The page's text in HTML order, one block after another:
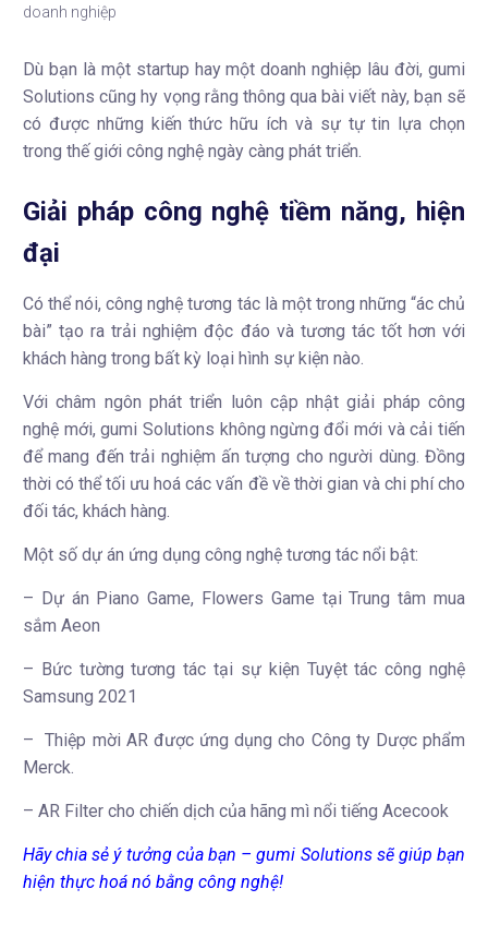
doanh nghiệp
Dù bạn là một startup hay một doanh nghiệp lâu đời, gumi
Solutions cũng hy vọng rằng thông qua bài viết này, bạn sẽ
có được những kiến thức hữu ích và sự tự tin lựa chọn
trong thế giới công nghệ ngày càng phát triển.
Giải pháp công nghệ tiềm năng, hiện
đại
Có thể nói, công nghệ tương tác là một trong những “ác chủ
bài” tạo ra trải nghiệm độc đáo và tương tác tốt hơn với
khách hàng trong bất kỳ loại hình sự kiện nào.
Với châm ngôn phát triển luôn cập nhật giải pháp công
nghệ mới, gumi Solutions không ngừng đổi mới và cải tiến
để mang đến trải nghiệm ấn tượng cho người dùng. Đồng
thời có thể tối ưu hoá các vấn đề về thời gian và chi phí cho
đối tác, khách hàng.
Một số dự án ứng dụng công nghệ tương tác nổi bật:
– Dự án Piano Game, Flowers Game tại Trung tâm mua
sắm Aeon
– Bức tường tương tác tại sự kiện Tuyệt tác công nghệ
Samsung 2021
– Thiệp mời AR được ứng dụng cho Công ty Dược phẩm
Merck.
– AR Filter cho chiến dịch của hãng mì nổi tiếng Acecook
Hãy chia sẻ ý tưởng của bạn – gumi Solutions sẽ giúp bạn
hiện thực hoá nó bằng công nghệ!